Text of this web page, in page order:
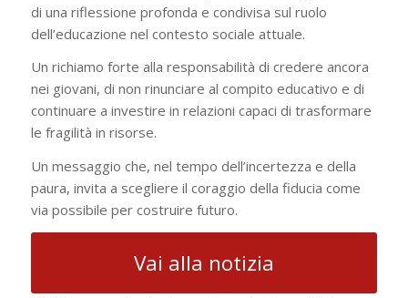
di una riflessione profonda e condivisa sul ruolo
dell’educazione nel contesto sociale attuale.
Un richiamo forte alla responsabilità di credere ancora
nei giovani, di non rinunciare al compito educativo e di
continuare a investire in relazioni capaci di trasformare
le fragilità in risorse.
Un messaggio che, nel tempo dell’incertezza e della
paura, invita a scegliere il coraggio della fiducia come
via possibile per costruire futuro.
Vai alla notizia